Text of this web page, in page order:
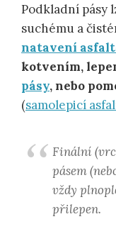
Podkladní pásy
suchému a
natavení
kotvením,
pásy, nebo
(samolepicí
Finální
pásem
vždy
přilepen.